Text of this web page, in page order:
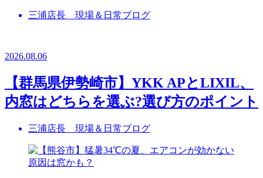
三浦店長 現場＆日常ブログ
2026.08.06
【群馬県伊勢崎市】YKK APとLIXIL、
内窓はどちらを選ぶ?選び方のポイント
三浦店長 現場＆日常ブログ